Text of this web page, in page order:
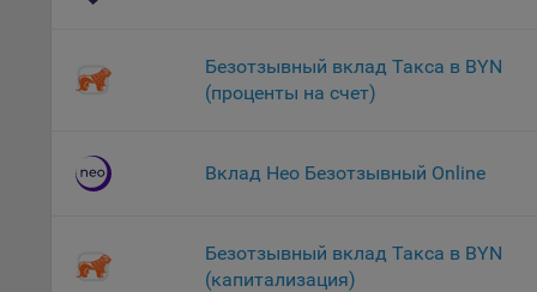
Безотзывный вклад Такса в BYN
(проценты на счет)
Вклад Нео Безотзывный Online
Безотзывный вклад Такса в BYN
(капитализация)